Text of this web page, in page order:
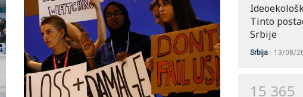
Tinto
Srbije
Srbija 13/08/
1 5 365